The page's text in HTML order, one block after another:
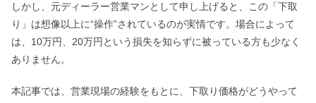
しかし、元ディーラー営業マンとして申し上げると、この「下取
り」は想像以上に“操作”されているのが実情です。場合によって
は、10万円、20万円という損失を知らずに被っている方も少なく
ありません。
本記事では、営業現場の経験をもとに、下取り価格がどうやって